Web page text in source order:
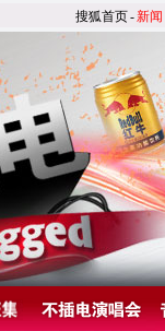
搜狐首页-新闻